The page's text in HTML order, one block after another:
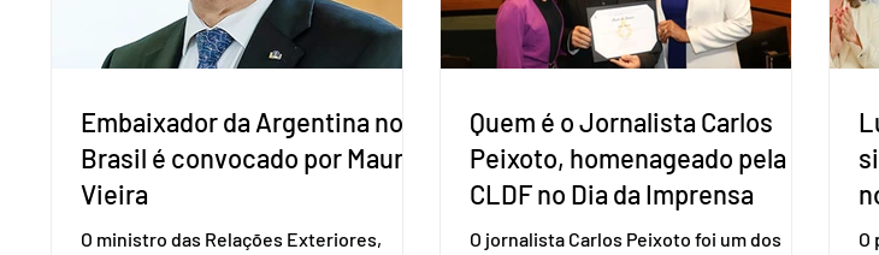
Embaixador da Argentina no
Brasil é convocado por Mauro
Vieira
O ministro das Relações Exteriores,
Quem é o Jornalista Carlos
Peixoto, homenageado pela
CLDF no Dia da Imprensa
O jornalista Carlos Peixoto foi um dos
O